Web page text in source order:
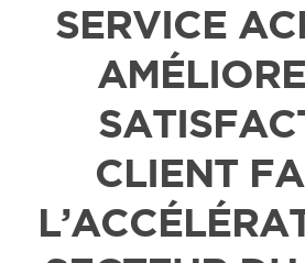
SERVICE
CLIENT